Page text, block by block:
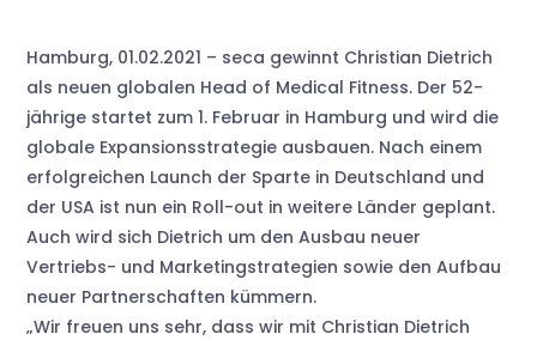
Hamburg, 01.02.2021 – seca gewinnt Christian Dietrich
als neuen globalen Head of Medical Fitness. Der 52-
jährige startet zum 1. Februar in Hamburg und wird die
globale Expansionsstrategie ausbauen. Nach einem
erfolgreichen Launch der Sparte in Deutschland und
der USA ist nun ein Roll-out in weitere Länder geplant.
Auch wird sich Dietrich um den Ausbau neuer
Vertriebs- und Marketingstrategien sowie den Aufbau
neuer Partnerschaften kümmern.
„Wir freuen uns sehr, dass wir mit Christian Dietrich